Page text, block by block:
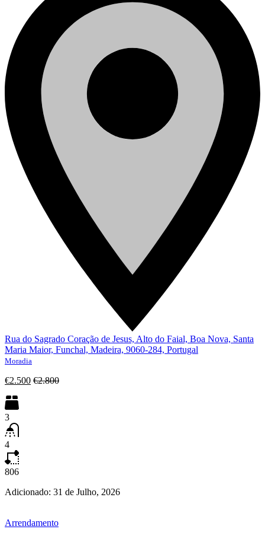
Rua do Sagrado Coração de Jesus, Alto do Faial, Boa Nova, Santa
Maria Maior, Funchal, Madeira, 9060-284, Portugal
Moradia
€2.500 €2.800
3
4
806
Adicionado: 31 de Julho, 2026
Arrendamento